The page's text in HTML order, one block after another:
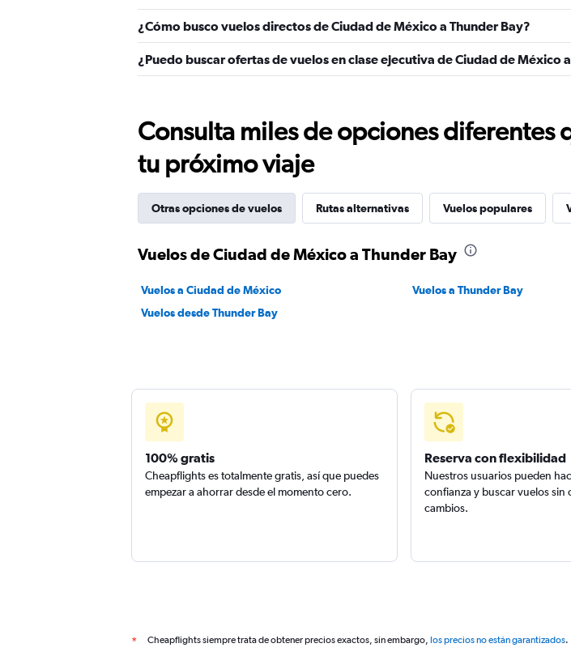
¿Cómo busco vuelos directos de Ciudad de México a Thunder Bay?
¿Puedo buscar ofertas de vuelos en clase ejecutiva de Ciudad de México
Consulta miles de opciones diferentes
tu próximo viaje
Otras opciones de vuelos Rutas alternativas Vuelos populares
Vuelos de Ciudad de México a Thunder Bay
Vuelos a Ciudad de México Vuelos a Thunder Bay
Vuelos desde Thunder Bay
100% gratis
Cheapflights es totalmente gratis, así que puedes
empezar a ahorrar desde el momento cero.
Reserva con flexibilidad
Nuestros usuarios pueden
confianza y buscar vuelos sin
cambios.
* Cheapflights siempre trata de obtener precios exactos, sin embargo, los precios no están garantizados.